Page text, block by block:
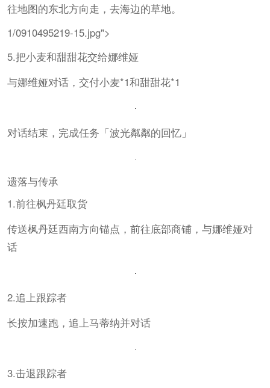
往地图的东北方向走，去海边的草地。
1/0910495219-15.jpg">
5.把小麦和甜甜花交给娜维娅
与娜维娅对话，交付小麦*1和甜甜花*1
对话结束，完成任务「波光粼粼的回忆」
遗落与传承
1.前往枫丹廷取货
传送枫丹廷西南方向锚点，前往底部商铺，与娜维娅对
话
2.追上跟踪者
长按加速跑，追上马蒂纳并对话
3.击退跟踪者